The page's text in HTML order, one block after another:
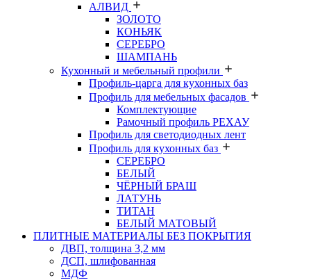
АЛВИД
ЗОЛОТО
КОНЬЯК
СЕРЕБРО
ШАМПАНЬ
Кухонный и мебельный профили
Профиль-царга для кухонных баз
Профиль для мебельных фасадов
Комплектующие
Рамочный профиль РЕХАУ
Профиль для светодиодных лент
Профиль для кухонных баз
СЕРЕБРО
БЕЛЫЙ
ЧЁРНЫЙ БРАШ
ЛАТУНЬ
ТИТАН
БЕЛЫЙ МАТОВЫЙ
ПЛИТНЫЕ МАТЕРИАЛЫ БЕЗ ПОКРЫТИЯ
ДВП, толщина 3,2 мм
ДСП, шлифованная
МДФ